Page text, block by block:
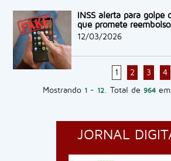
INSS alerta para golpe
que promete
12/03/2026
1 2 3 4
Mostrando 1- 12. Total de 964em
JORNAL